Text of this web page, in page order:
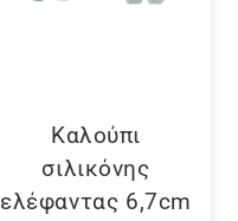
Καλούπι
σιλικόνης
ελέφαντας 6,7cm